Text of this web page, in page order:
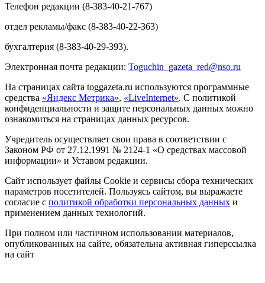
Телефон редакции (8-383-40-21-767)
отдел рекламы/факс (8-383-40-22-363)
бухгалтерия (8-383-40-29-393).
Электронная почта редакции: Toguchin gazeta red@nso.ru
На страницах сайта toggazeta.ru используются программные
средства «Яндекс Метрика», «LiveInternet». С политикой
конфиденциальности и защите персональных данных можно
ознакомиться на страницах данных ресурсов.
Учредитель осуществляет свои права в соответствии с
Законом РФ от 27.12.1991 № 2124-1 «О средствах массовой
информации» и Уставом редакции.
Сайт использует файлы Cookie и сервисы сбора технических
параметров посетителей. Пользуясь сайтом, вы выражаете
согласие с политикой обработки персональных данных и
применением данных технологий.
При полном или частичном использовании материалов,
опубликованных на сайте, обязательна активная гиперссылка
на сайт